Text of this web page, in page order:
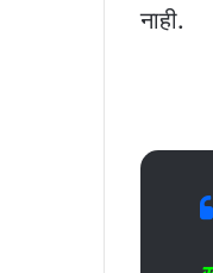
नाही.